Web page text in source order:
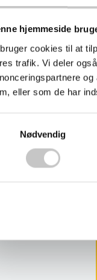
hjemmeside
cookies til at
trafik. Vi deler
eller som de har
Nødvendig
Bonus
Salgspris
298,00 kr
(372,50 kr